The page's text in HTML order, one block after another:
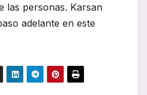
las personas. Karsan
adelante en este